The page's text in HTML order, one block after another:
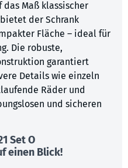
Maß klassischer
der Schrank
Fläche – ideal für
Die robuste,
garantiert
Details wie einzeln
Räder und
und sicheren
Set O
einen Blick!